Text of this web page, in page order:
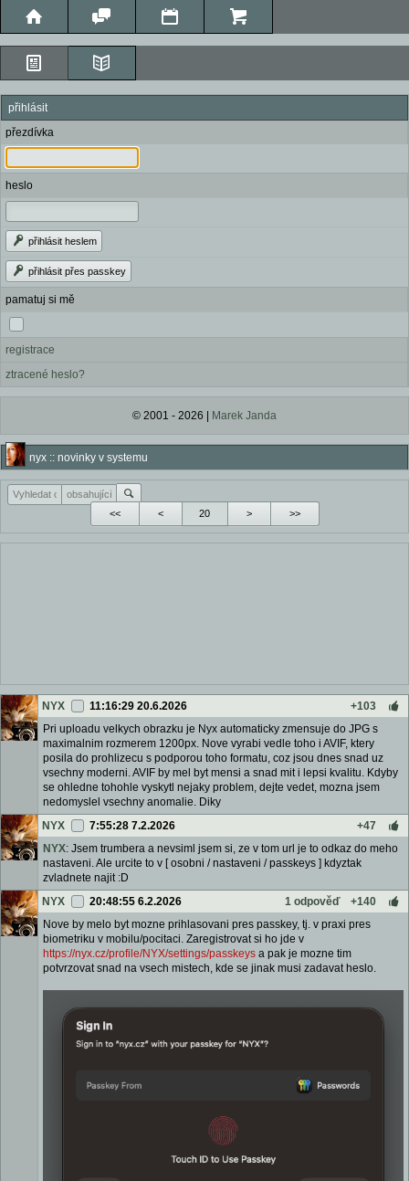
přihlásit
přezdívka
heslo
přihlásit heslem
přihlásit přes passkey
pamatuj si mě
registrace
ztracené heslo?
© 2001 - 2026 | Marek Janda
nyx :: novinky v systemu
<< < > >>
NYX 11:16:29 20.6.2026
+103
Pri uploadu velkych obrazku je Nyx automaticky zmensuje do JPG s
maximalnim rozmerem 1200px. Nove vyrabi vedle toho i AVIF, ktery
posila do prohlizecu s podporou toho formatu, coz jsou dnes snad uz
vsechny moderni. AVIF by mel byt mensi a snad mit i lepsi kvalitu. Kdyby
se ohledne tohohle vyskytl nejaky problem, dejte vedet, mozna jsem
nedomyslel vsechny anomalie. Diky
NYX
7:55:28 7.2.2026
+47
NYX: Jsem trumbera a nevsiml jsem si, ze v tom url je to odkaz do meho
nastaveni. Ale urcite to v [ osobni / nastaveni / passkeys ] kdyztak
zvladnete najit :D
NYX
20:48:55 6.2.2026 1 odpověď
+140
Nove by melo byt mozne prihlasovani pres passkey, tj. v praxi pres
biometriku v mobilu/pocitaci. Zaregistrovat si ho jde v
https://nyx.cz/profile/NYX/settings/passkeys a pak je mozne tim
potvrzovat snad na vsech mistech, kde se jinak musi zadavat heslo.